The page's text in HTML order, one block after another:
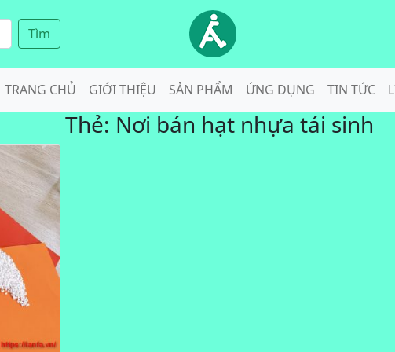
Tìm
TRANG CHỦ GIỚI THIỆU SẢN PHẨM ỨNG DỤNG TIN TỨC
Thẻ: Nơi bán hạt nhựa tái sinh